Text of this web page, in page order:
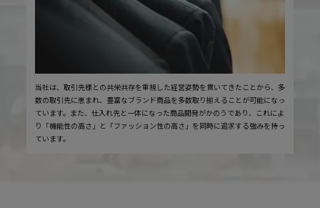
当社は、取引先様との共栄共存を重視した経営姿勢を貫いてきたことから、多
数の取引先に恵まれ、豊富なブランド商品を多数取り揃えることが可能になっ
ています。また、仕入れ先と一体になった商品開発がかのうであり、これによ
り「機能性の高さ」と「ファッション性の高さ」を同時に追求する強みを持っ
ています。